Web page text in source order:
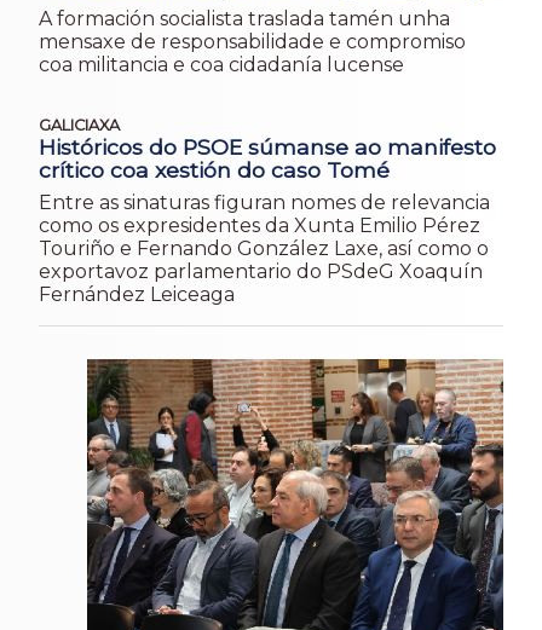
A formación socialista traslada tamén unha
mensaxe de responsabilidade e compromiso
coa militancia e coa cidadanía lucense
GALICIAXA
Históricos do PSOE súmanse ao manifesto
crítico coa xestión do caso Tomé
Entre as sinaturas figuran nomes de relevancia
como os expresidentes da Xunta Emilio Pérez
Touriño e Fernando González Laxe, así como o
exportavoz parlamentario do PSdeG Xoaquín
Fernández Leiceaga